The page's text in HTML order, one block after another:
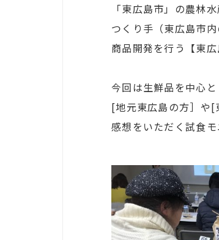
「東広島市」の農林
つくり手（東広島市
商品開発を行う【東
今回は生鮮品を中心と
[地元東広島の方］や[
感想をいただく試食モ